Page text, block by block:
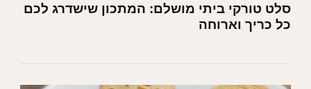
סלט טורקי ביתי מושלם: המתכון שישדרג לכם
כל כריך וארוחה